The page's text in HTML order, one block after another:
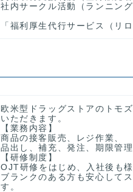
社内サークル活動（ランニン
「福利厚生代行サービス（リ
欧米型ドラッグストアのトモ
いただきます。
【業務内容】
商品の接客販売、レジ作業、
品出し、補充、発注、期限管
【研修制度】
OJT研修をはじめ、入社後も
ブランクのある方も安心して
す。